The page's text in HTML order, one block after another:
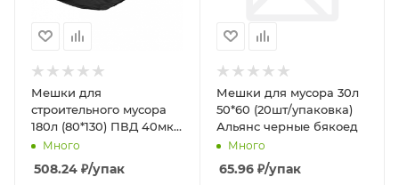
Мешки для
строительного мусора
180л (80*130) ПВД 40мкм
(черные) 25 шт.рулон
Много
508.24 ₽/упак
Мешки для мусора 30л
50*60 (20шт/упаковка)
Альянс черные бякоед
Много
65.96₽/упак